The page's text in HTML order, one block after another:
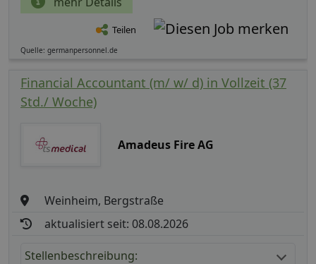
Teilen
Quelle: germanpersonnel.de
Financial Accountant (m/ w/ d) in Vollzeit (37
Std./ Woche)
Amadeus Fire AG
Weinheim, Bergstraße
aktualisiert seit: 08.08.2026
Stellenbeschreibung: